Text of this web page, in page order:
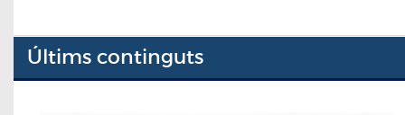
Últims continguts